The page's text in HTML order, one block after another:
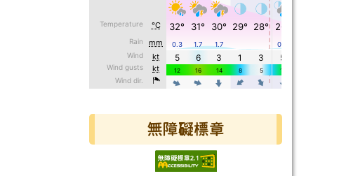
無障礙標章